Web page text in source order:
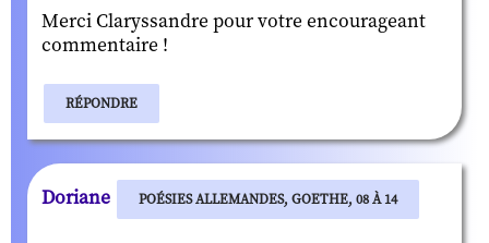
Merci Claryssandre pour votre encourageant
commentaire !
RÉPONDRE
Doriane POÉSIES ALLEMANDES, GOETHE, 08 À 14